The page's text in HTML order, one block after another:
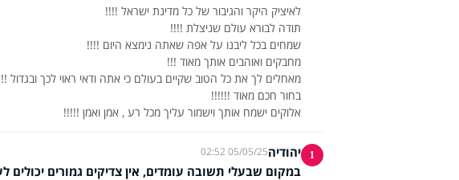
אלוקים ישמח אותך וישמור עליך מכל רע , אמן ואמן !!!!!
1 יהודיה05/05/25 02:52
במקום שבעלי תשובה עומדים, אין צדיקים גמורים יכולים